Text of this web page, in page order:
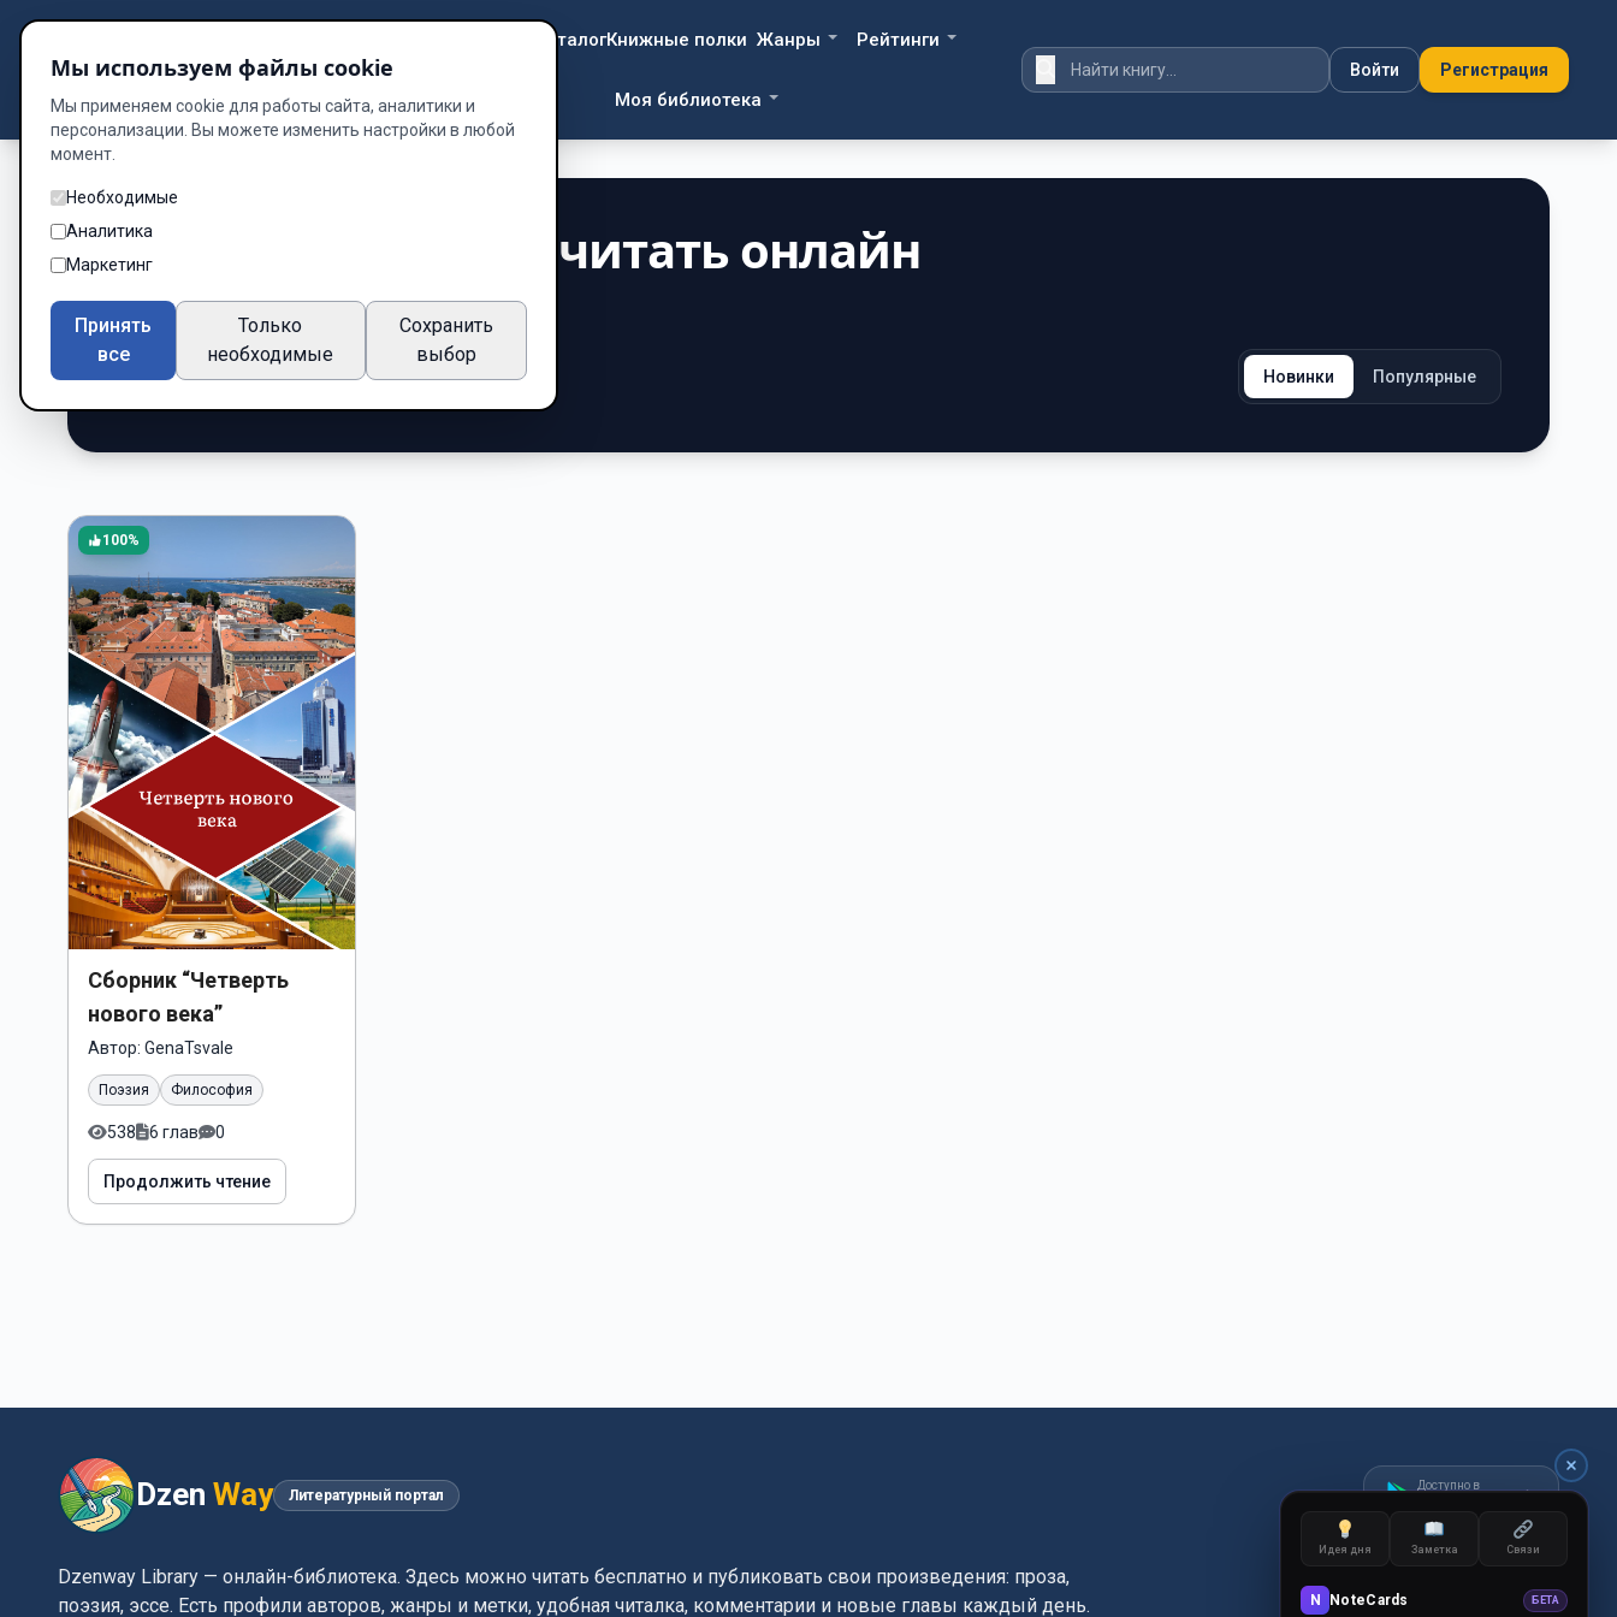
DzenWay Библиотека
КаталогКнижные полки Жанры Рейтинги
Моя библиотека
Войти Регистрация
Книги о Друзья — читать онлайн
бесплатно
Подборка книг по жанру «Друзья»
Новинки Популярные
100%
Сборник “Четверть
нового века”
Автор: GenaTsvale
Поэзия Философия
538 6 глав 0
Продолжить чтение
Dzen Way Литературный портал
Доступно в
Dzenway Library — онлайн-библиотека. Здесь можно читать бесплатно и публиковать свои произведения: проза,
поэзия, эссе. Есть профили авторов, жанры и метки, удобная читалка, комментарии и новые главы каждый день.
Идея дня Заметка Связи
N NoteCards БЕТА
Мы используем файлы cookie
Мы применяем cookie для работы сайта, аналитики и
персонализации. Вы можете изменить настройки в любой
момент.
Необходимые
Аналитика
Маркетинг
Принять
все
Только
необходимые
Сохранить
выбор